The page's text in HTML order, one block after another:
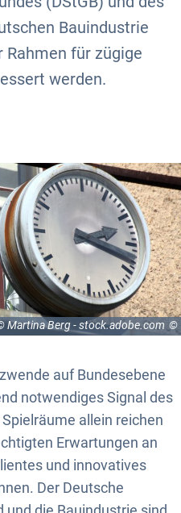
Bauindustrie
Rahmen für zügige
werden.
Martina Berg - stock.adobe.com
auf Bundesebene
notwendiges Signal des
allein reichen
Erwartungen an
und innovatives
Der Deutsche